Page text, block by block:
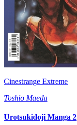
Cinestrange Extreme
Toshio Maeda
Urotsukidoji Manga 2